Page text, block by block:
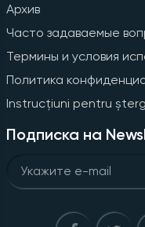
Архив
Часто задаваемые
Термины и условия
Политика
Instrucțiuni pentru
Подписка на